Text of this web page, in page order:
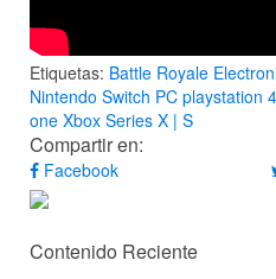
Etiquetas: Battle Royale
Nintendo Switch PC playstation 4
one Xbox Series X | S
Compartir en:
Facebook
Contenido Reciente